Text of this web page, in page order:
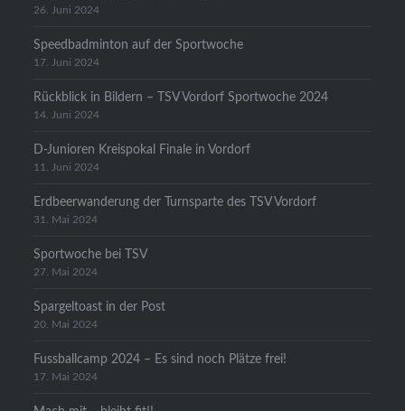
26. Juni 2024
Speedbadminton auf der Sportwoche
17. Juni 2024
Rückblick in Bildern – TSV Vordorf Sportwoche 2024
14. Juni 2024
D-Junioren Kreispokal Finale in Vordorf
11. Juni 2024
Erdbeerwanderung der Turnsparte des TSV Vordorf
31. Mai 2024
Sportwoche bei TSV
27. Mai 2024
Spargeltoast in der Post
20. Mai 2024
Fussballcamp 2024 – Es sind noch Plätze frei!
17. Mai 2024